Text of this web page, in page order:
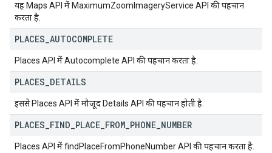
यह Maps API में MaximumZoomImageryService API की पहचान
करता है.
PLACES AUTOCOMPLETE
Places API में Autocomplete API की पहचान करता है.
PLACES DETAILS
इससे Places API में मौजूद Details API की पहचान होती है.
PLACES FIND PLACE FROM PHONE NUMBER
Places API में findPlaceFromPhoneNumber API की पहचान करता है.